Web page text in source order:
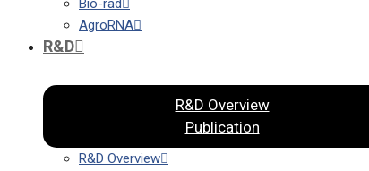
Bio-rad
AgroRNA
R&D
R&D Overview
Publication
R&D Overview